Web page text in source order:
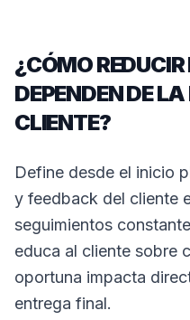
¿CÓMO
DEPENDEN DE
CLIENTE?
Define desde el inicio
y feedback del cliente
seguimientos
educa al cliente sobre
oportuna impacta
entrega final.